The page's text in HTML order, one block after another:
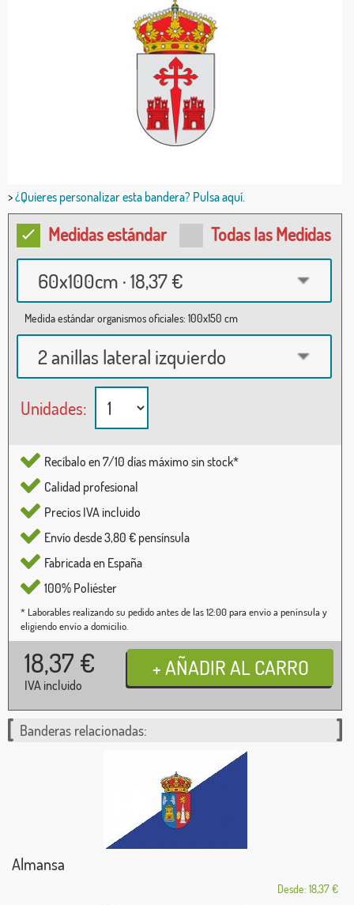
>¿Quieres personalizar esta bandera? Pulsa aquí.
Medidas estándar Todas las Medidas
60x100cm · 18,37 €
Medida estándar organismos oficiales: 100x150 cm
2 anillas lateral izquierdo
Unidades:
Recíbalo en 7/10 días máximo sin stock*
Calidad profesional
Precios IVA incluido
Envío desde 3,80 € pensínsula
Fabricada en España
100% Poliéster
* Laborables realizando su pedido antes de las 12:00 para envío a península y
eligiendo envío a domicilio.
18,37 €
IVA incluido
Banderas relacionadas:
Almansa
Desde: 18,37 €